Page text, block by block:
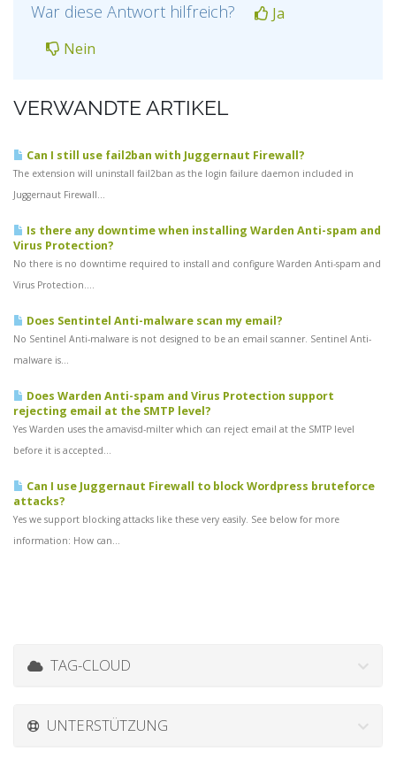
War diese Antwort hilfreich?
Ja
Nein
VERWANDTE ARTIKEL
Can I still use fail2ban with Juggernaut Firewall?
The extension will uninstall fail2ban as the login failure daemon included in
Juggernaut Firewall...
Is there any downtime when installing Warden Anti-spam and
Virus Protection?
No there is no downtime required to install and configure Warden Anti-spam and
Virus Protection....
Does Sentintel Anti-malware scan my email?
No Sentinel Anti-malware is not designed to be an email scanner. Sentinel Anti-
malware is...
Does Warden Anti-spam and Virus Protection support
rejecting email at the SMTP level?
Yes Warden uses the amavisd-milter which can reject email at the SMTP level
before it is accepted...
Can I use Juggernaut Firewall to block Wordpress bruteforce
attacks?
Yes we support blocking attacks like these very easily. See below for more
information: How can...
TAG-CLOUD
UNTERSTÜTZUNG